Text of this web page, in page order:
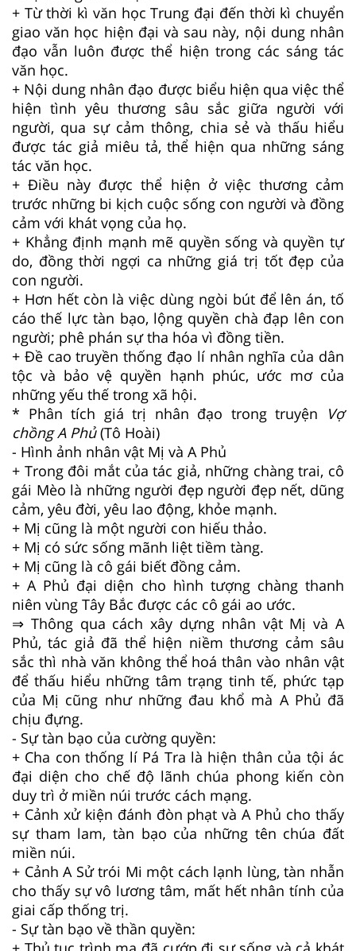
+ Từ thời kì văn học Trung đại đến thời kì chuyển
giao văn học hiện đại và sau này, nội dung nhân
đạo vẫn luôn được thể hiện trong các sáng tác
văn học.
+ Nội dung nhân đạo được biểu hiện qua việc thể
hiện tình yêu thương sâu sắc giữa người với
người, qua sự cảm thông, chia sẻ và thấu hiểu
được tác giả miêu tả, thể hiện qua những sáng
tác văn học.
+ Điều này được thể hiện ở việc thương cảm
trước những bi kịch cuộc sống con người và đồng
cảm với khát vọng của họ.
+ Khẳng định mạnh mẽ quyền sống và quyền tự
do, đồng thời ngợi ca những giá trị tốt đẹp của
con người.
+ Hơn hết còn là việc dùng ngòi bút để lên án, tố
cáo thế lực tàn bạo, lộng quyền chà đạp lên con
người; phê phán sự tha hóa vì đồng tiền.
+ Đề cao truyền thống đạo lí nhân nghĩa của dân
tộc và bảo vệ quyền hạnh phúc, ước mơ của
những yếu thế trong xã hội.
* Phân tích giá trị nhân đạo trong truyện
Vợ
chồng A Phủ(Tô Hoài)
- Hình ảnh nhân vật Mị và A Phủ
+ Trong đôi mắt của tác giả, những chàng trai, cô
gái Mèo là những người đẹp người đẹp nết, dũng
cảm, yêu đời, yêu lao động, khỏe mạnh.
+ Mị cũng là một người con hiếu thảo.
+ Mị có sức sống mãnh liệt tiềm tàng.
+ Mị cũng là cô gái biết đồng cảm.
+ A Phủ đại diện cho hình tượng chàng thanh
niên vùng Tây Bắc được các cô gái ao ước.
⇒ Thông qua cách xây dựng nhân vật Mị và A
Phủ, tác giả đã thể hiện niềm thương cảm sâu
sắc thì nhà văn không thể hoá thân vào nhân vật
để thấu hiểu những tâm trạng tinh tế, phức tạp
của Mị cũng như những đau khổ mà A Phủ đã
chịu đựng.
- Sự tàn bạo của cường quyền:
+ Cha con thống lí Pá Tra là hiện thân của tội ác
đại diện cho chế độ lãnh chúa phong kiến còn
duy trì ở miền núi trước cách mạng.
+ Cảnh xử kiện đánh đòn phạt và A Phủ cho thấy
sự tham lam, tàn bạo của những tên chúa đất
miền núi.
+ Cảnh A Sử trói Mi một cách lạnh lùng, tàn nhẫn
cho thấy sự vô lương tâm, mất hết nhân tính của
giai cấp thống trị.
- Sự tàn bạo về thần quyền: